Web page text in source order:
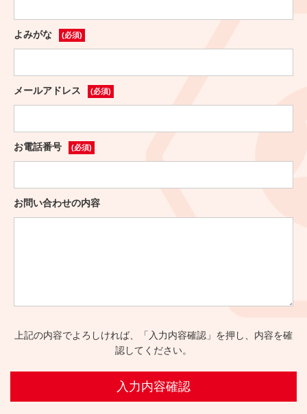
よみがな (必須)
メールアドレス (必須)
お電話番号 (必須)
お問い合わせの内容
上記の内容でよろしければ、「入力内容確認」を押し、内容を確
認してください。
入力内容確認